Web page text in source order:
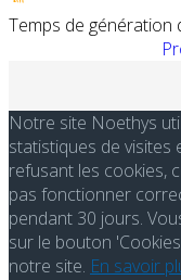
Temps de génération
Notre site Noethys
statistiques de visites
refusant les cookies,
pas fonctionner
pendant 30 jours.
sur le bouton
notre site. En savoir